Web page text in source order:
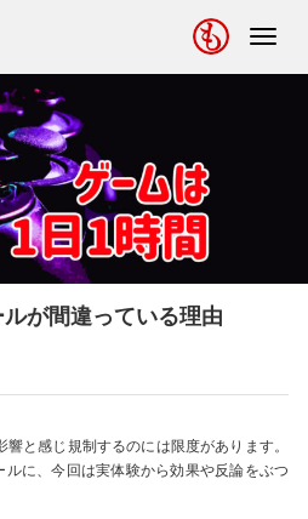
が間違っている理由
と感じ規制するのには限度があります。
に、今回は実体験から効果や反論をぶつ